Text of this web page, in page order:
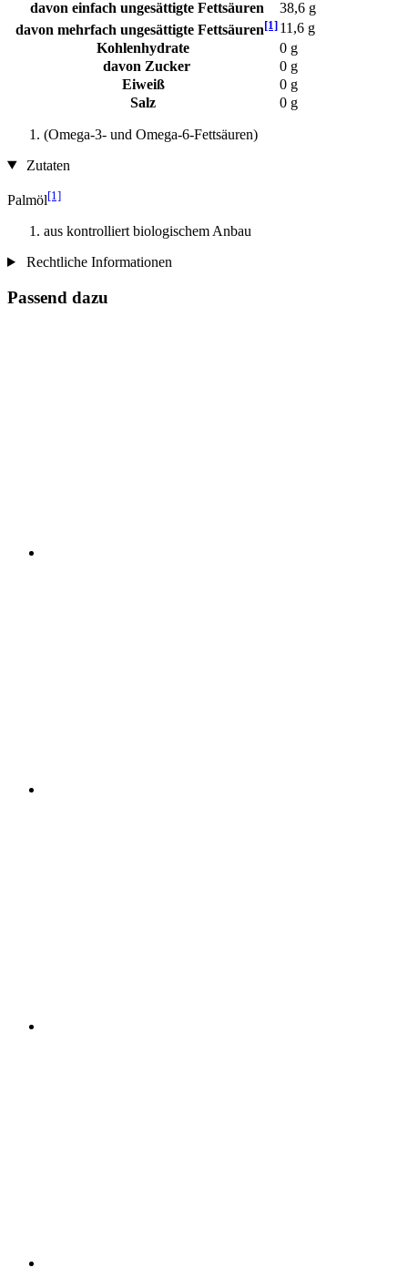
davon einfach ungesättigte Fettsäuren
38,6 g
davon mehrfach ungesättigte Fettsäuren[1] 11,6 g
Kohlenhydrate
0 g
davon Zucker
0 g
Eiweiß
0 g
Salz
0 g
(Omega-3- und Omega-6-Fettsäuren)
Zutaten
Palmöl[1]
aus kontrolliert biologischem Anbau
Rechtliche Informationen
Passend dazu